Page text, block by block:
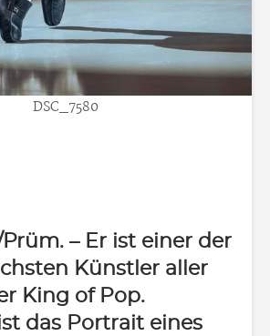
DSC_7580
– Er ist einer der
Künstler aller
King of Pop.
das Portrait eines